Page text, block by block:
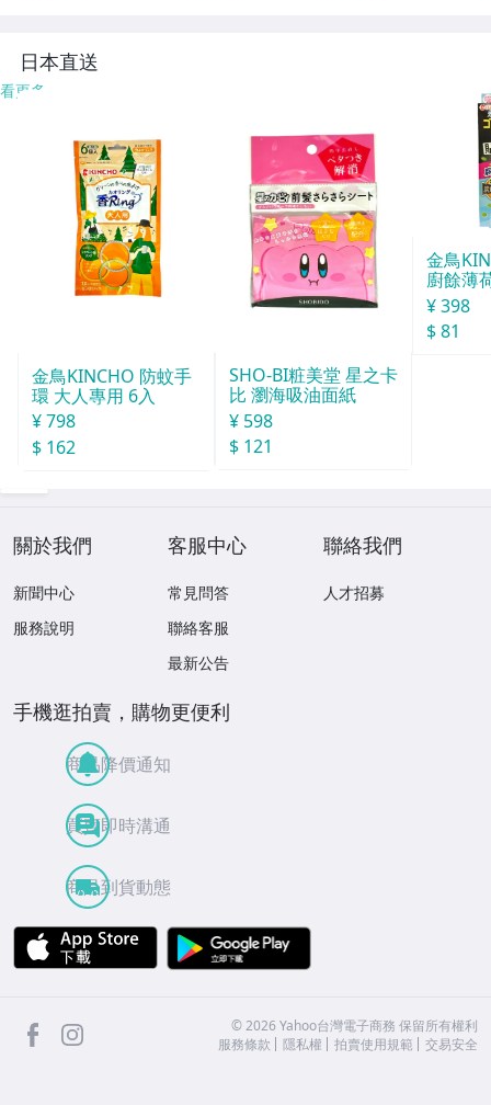
日本直送
看更多
金鳥KINCHO 防蚊手
環 大人專用 6入
¥ 798
$ 162
SHO-BI粧美堂 星之卡
比 瀏海吸油面紙
¥ 598
$ 121
金鳥
廚餘薄
30天分
¥ 398
$ 81
關於我們
新聞中心
服務說明
客服中心
常見問答
聯絡客服
最新公告
聯絡我們
人才招募
手機逛拍賣，購物更便利
商品降價通知
買賣即時溝通
商品到貨動態
APP Store
facebook ©2026 Yahoo台灣電子商務 保留所有權利
服務條款
隱私權 拍賣使用規範 交易安全